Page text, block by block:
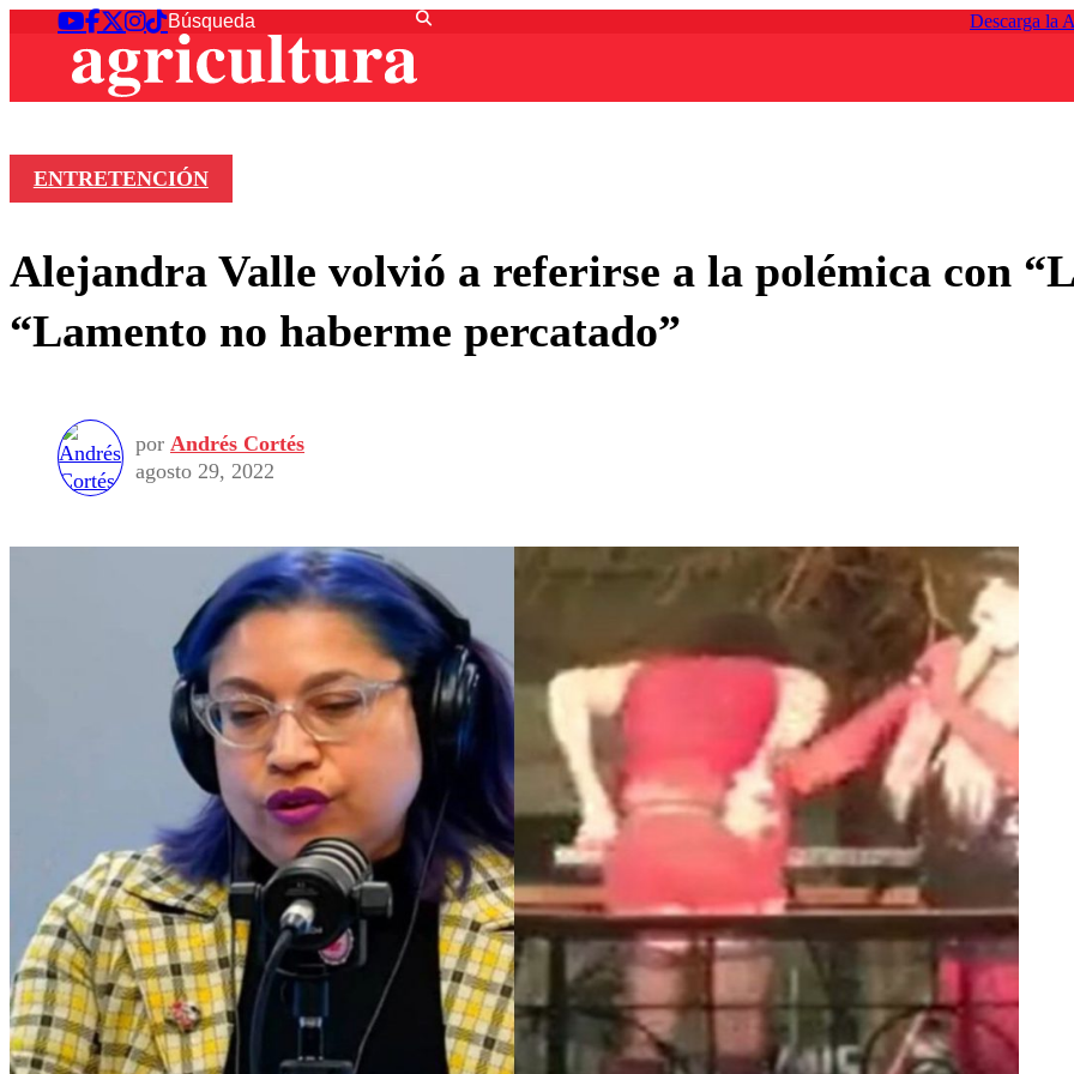
Descarga la
ENTRETENCIÓN
Alejandra Valle volvió a referirse a la polémica con
“Lamento no haberme percatado”
por Andrés Cortés
agosto 29, 2022